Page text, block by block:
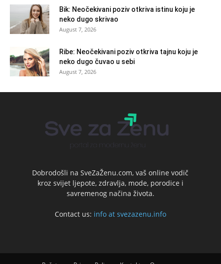
Bik: Neočekivani poziv otkriva istinu koju je
neko dugo skrivao
August 7, 2026
Ribe: Neočekivani poziv otkriva tajnu koju je
neko dugo čuvao u sebi
August 7, 2026
Dobrodošli na SveZaŽenu.com, vaš online vodič
kroz svijet ljepote, zdravlja, mode, porodice i
savremenog načina života.
Contact us: info at svezazenu.info